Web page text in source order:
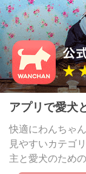
アプリで愛犬
快適にわんちゃ
見やすいカテゴ
主と愛犬のため